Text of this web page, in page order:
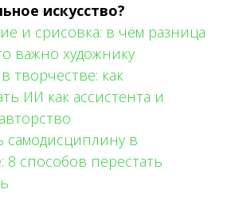
искусство?
и срисовка: в чём разница
важно художнику
творчестве: как
ИИ как ассистента и
самодисциплину в
8 способов перестать